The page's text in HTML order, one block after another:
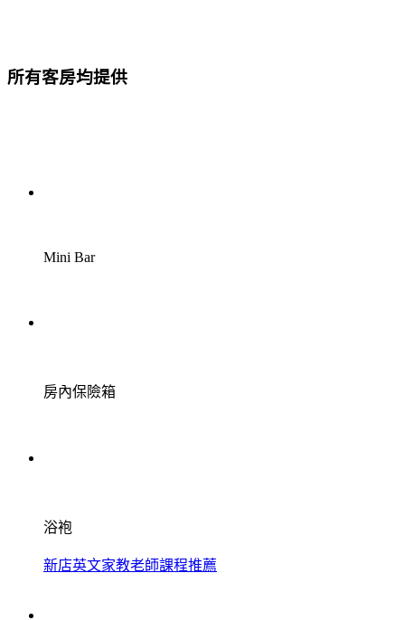
所有客房均提供
Mini Bar
房內保險箱
浴袍
新店英文家教老師課程推薦